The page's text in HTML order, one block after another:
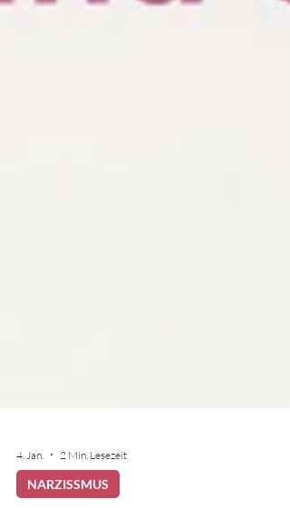
4. Jan. 2 Min. Lesezeit